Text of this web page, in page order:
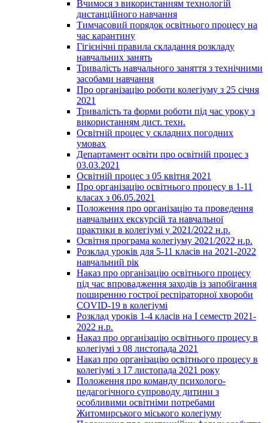
Вчимося з використанням технологій
дистанційного навчання
Тимчасовий порядок освітнього процесу на
час карантину
Гігієнічні правила складання розкладу
навчальних занять
Тривалість навчального заняття з технічними
засобами навчання
Про організацію роботи колегіуму з 25 січня
2021
Тривалість та форми роботи під час уроку з
використанням дист. техн.
Освітній процес у складних погодних
умовах
Департамент освіти про освітній процес з
03.03.2021
Освітній процес з 05 квітня 2021
Про організацію освітнього процесу в 1-11
класах з 06.05.2021
Положення про організацію та проведення
навчальних екскурсій та навчальної
практики в колегіумі у 2021/2022 н.р.
Освітня програма колегіуму 2021/2022 н.р.
Розклад уроків для 5-11 класів на 2021-2022
навчальний рік
Наказ про організацію освітнього процесу
під час впровадження заходів із запобігання
поширенню гострої респіраторної хвороби
COVID-19 в колегіумі
Розклад уроків 1-4 класів на І семестр 2021-
2022 н.р.
Наказ про організацію освітнього процесу в
колегіумі з 08 листопада 2021
Наказ про організацію освітнього процесу в
колегіумі з 17 листопада 2021 року
Положення про команду психолого-
педагогічного супроводу дитини з
особливими освітніми потребами
Житомирського міського колегіуму